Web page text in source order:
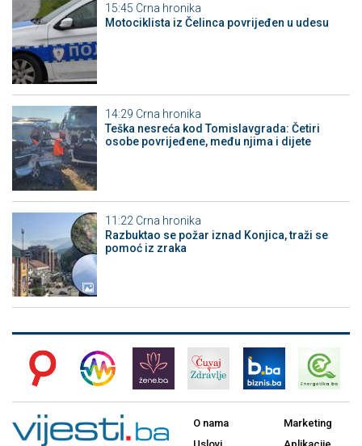
15:45 Crna hronika
Motociklista iz Čelinca povrijeđen u udesu
14:29 Crna hronika
Teška nesreća kod Tomislavgrada: Četiri
osobe povrijeđene, među njima i dijete
11:22 Crna hronika
Razbuktao se požar iznad Konjica, traži se
pomoć iz zraka
O nama
Marketing